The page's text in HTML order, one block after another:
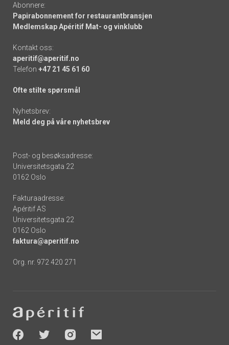
Abonnere:
Papirabonnement for restaurantbransjen
Medlemskap Apéritif Mat- og vinklubb
Kontakt oss:
aperitif@aperitif.no
Telefon +47 21 45 61 60
Ofte stilte spørsmål
Nyhetsbrev:
Meld deg på våre nyhetsbrev
Post- og besøksadresse:
Universitetsgata 22
0162 Oslo
Fakturaadresse:
Apéritif AS
Universitetsgata 22
0162 Oslo
faktura@aperitif.no
Org. nr. 972 420 271
-